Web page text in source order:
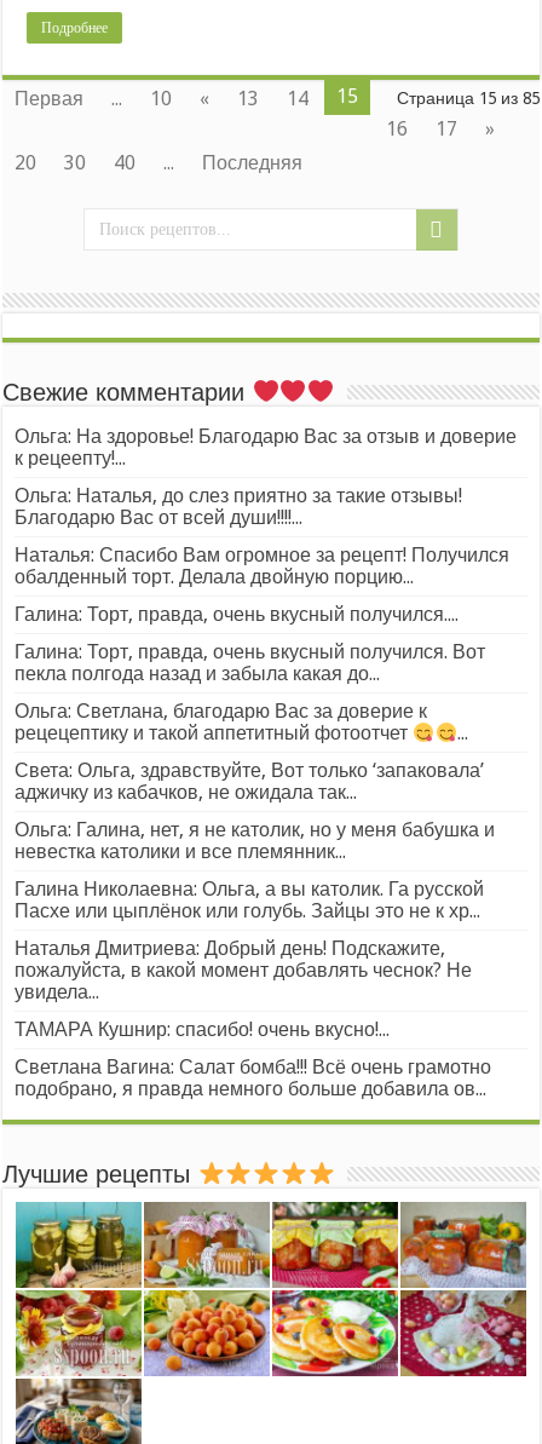
Подробнее
Страница 15 из 85
Первая ... 10 « 13 14
15
16
17
»
20
30 40 ... Последняя
Свежие комментарии
Ольга: На здоровье! Благодарю Вас за отзыв и доверие
к рецеепту!...
Ольга: Наталья, до слез приятно за такие отзывы!
Благодарю Вас от всей души!!!!...
Наталья: Спасибо Вам огромное за рецепт! Получился
обалденный торт. Делала двойную порцию...
Галина: Торт, правда, очень вкусный получился....
Галина: Торт, правда, очень вкусный получился. Вот
пекла полгода назад и забыла какая до...
Ольга: Светлана, благодарю Вас за доверие к
рецецептику и такой аппетитный фотоотчет
...
Света: Ольга, здравствуйте, Вот только ‘запаковала’
аджичку из кабачков, не ожидала так...
Ольга: Галина, нет, я не католик, но у меня бабушка и
невестка католики и все племянник...
Галина Николаевна: Ольга, а вы католик. Га русской
Пасхе или цыплёнок или голубь. Зайцы это не к хр...
Наталья Дмитриева: Добрый день! Подскажите,
пожалуйста, в какой момент добавлять чеснок? Не
увидела...
ТАМАРА Кушнир: спасибо! очень вкусно!...
Светлана Вагина: Салат бомба!!! Всё очень грамотно
подобрано, я правда немного больше добавила ов...
Лучшие рецепты